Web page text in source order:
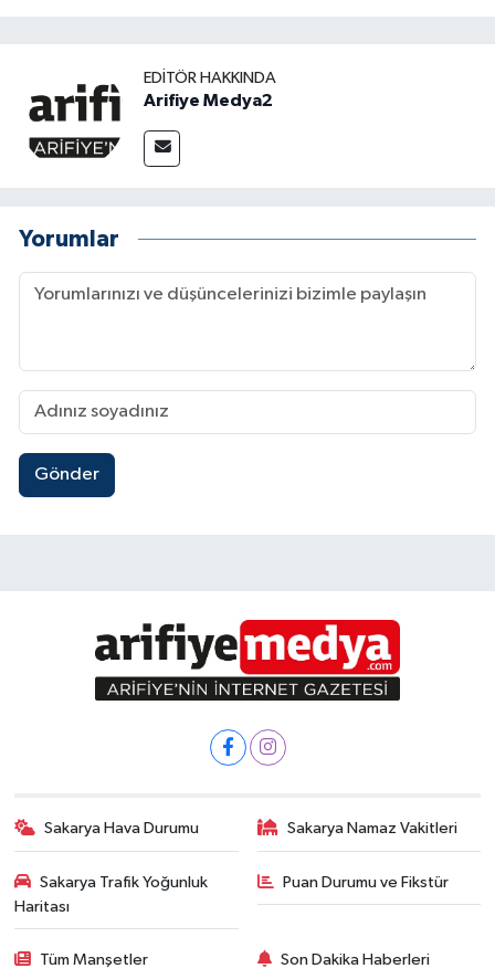
EDITÖR HAKKINDA
Arifiye Medya2
Yorumlar
Gönder
Sakarya Hava Durumu Sakarya Namaz Vakitleri
Sakarya Trafik Yoğunluk
Haritası
Puan Durumu ve Fikstür
Tüm Manşetler Son Dakika Haberleri